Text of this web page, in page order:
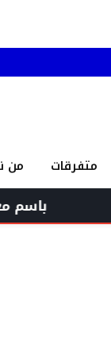
متفرقات من
باسم مغنية: